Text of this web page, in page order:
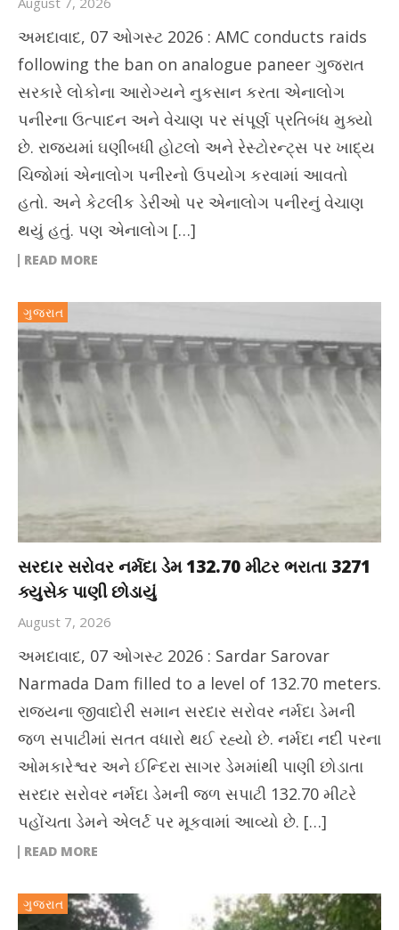
અમદાવાદ, 07 ઓગસ્ટ 2026 : AMC conducts raids
following the ban on analogue paneer ગુજરાત
સરકારે લોકોના આરોગ્યને નુકસાન કરતા એનાલોગ
પનીરના ઉત્પાદન અને વેચાણ પર સંપૂર્ણ પ્રતિબંધ મુક્યો
છે. રાજ્યમાં ઘણીબધી હોટલો અને રેસ્ટોરન્ટ્સ પર ખાદ્ય
ચિજોમાં એનાલોગ પનીરનો ઉપયોગ કરવામાં આવતો
હતો. અને કેટલીક ડેરીઓ પર એનાલોગ પનીરનું વેચાણ
થયું હતું. પણ એનાલોગ […]
READ MORE
ગુજરાત
સરદાર સરોવર નર્મદા ડેમ 132.70 મીટર ભરાતા 3271
ક્યુસેક પાણી છોડાયું
August 7, 2026
અમદાવાદ, 07 ઓગસ્ટ 2026 : Sardar Sarovar
Narmada Dam filled to a level of 132.70 meters.
રાજ્યના જીવાદોરી સમાન સરદાર સરોવર નર્મદા ડેમની
જળ સપાટીમાં સતત વધારો થઈ રહ્યો છે. નર્મદા નદી પરના
ઓમકારેશ્વર અને ઈન્દિરા સાગર ડેમમાંથી પાણી છોડાતા
સરદાર સરોવર નર્મદા ડેમની જળ સપાટી 132.70 મીટરે
પહોંચતા ડેમને એલર્ટ પર મૂકવામાં આવ્યો છે. […]
READ MORE
ગુજરાત